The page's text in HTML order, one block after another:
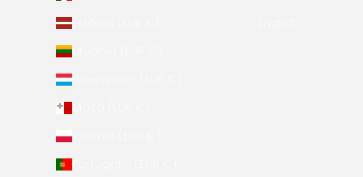
Letonia (EUR €)
Lituania (EUR €)
Luxemburg (EUR €)
Polonia (EUR €)